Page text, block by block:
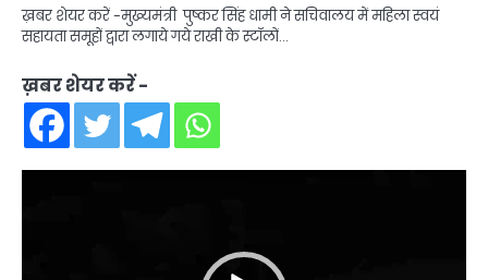
ख़बर शेयर करें -मुख्यमंत्री पुष्कर सिंह धामी ने सचिवालय में महिला स्वयं
सहायता समूहों द्वारा लगाये गये राखी के स्टॉलों…
ख़बर शेयर करें -